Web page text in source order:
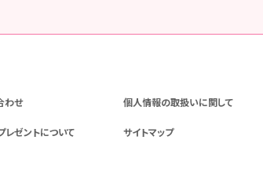
わせ 個人情報の取扱いに関して
レゼントについて サイトマップ